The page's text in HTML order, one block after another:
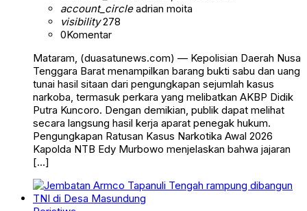
account_circleadrian moita
visibility278
0Komentar
Mataram, (duasatunews.com) — Kepolisian Daerah Nusa
Tenggara Barat menampilkan barang bukti sabu dan uang
tunai hasil sitaan dari pengungkapan sejumlah kasus
narkoba, termasuk perkara yang melibatkan AKBP Didik
Putra Kuncoro. Dengan demikian, publik dapat melihat
secara langsung hasil kerja aparat penegak hukum.
Pengungkapan Ratusan Kasus Narkotika Awal 2026
Kapolda NTB Edy Murbowo menjelaskan bahwa jajaran
[…]